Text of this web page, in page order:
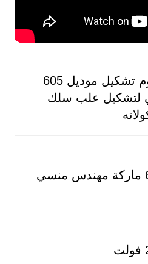
ماكينة فاكيوم تشكيل موديل 605
لتشكيل علب سلك